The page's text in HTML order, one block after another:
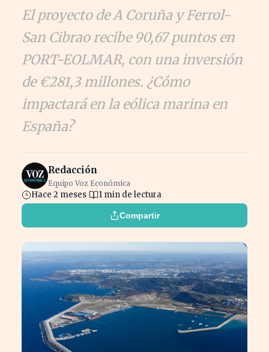
El proyecto de A Coruña y Ferrol-
San Cibrao recibe 90,67 puntos en
PORT-EOLMAR, con una inversión
de €281,3 millones. ¿Cómo
impactará en la eólica marina en
España?
Redacción
Equipo Voz Económica
Hace 2 meses 1 min de lectura
Compartir